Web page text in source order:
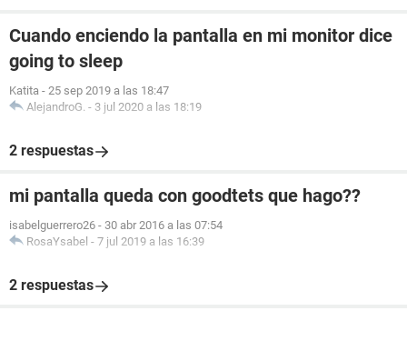
Cuando enciendo la pantalla en mi monitor dice
going to sleep
Katita - 25 sep 2019 a las 18:47
AlejandroG. - 3 jul 2020 a las 18:19
2 respuestas
mi pantalla queda con goodtets que hago??
isabelguerrero26 - 30 abr 2016 a las 07:54
RosaYsabel - 7 jul 2019 a las 16:39
2 respuestas